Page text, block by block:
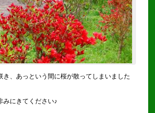
、あっという間に桜が散ってしまいました
みにきてください♪